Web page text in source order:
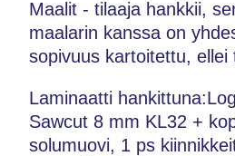
Maalit - tilaaja hankkii,
maalarin kanssa on
sopivuus kartoitettu, ellei
Laminaatti
Sawcut 8 mm KL32 +
solumuovi, 1 ps